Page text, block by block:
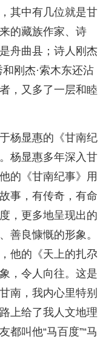
其中有几位就是甘
的藏族作家、诗
舟曲县；诗人刚杰
刚杰·索木东还沾
，又多了一层和睦
杨显惠的《甘南纪
杨显惠多年深入甘
的《甘南纪事》用
事，有传奇，有命
，更多地呈现出的
善良慷慨的形象。
他的《天上的扎尕
，令人向往。这是
南，我内心里特别
上给了我人文地理
都叫他“马百度”“马